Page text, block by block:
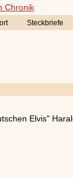
Steckbriefe
Elvis"